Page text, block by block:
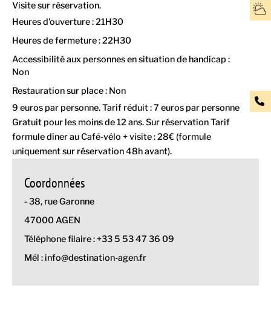
Visite sur réservation.
Heures d'ouverture : 21H30
Heures de fermeture : 22H30
Accessibilité aux personnes en situation de handicap :
Non
Restauration sur place : Non
9 euros par personne. Tarif réduit : 7 euros par personne
Gratuit pour les moins de 12 ans. Sur réservation Tarif
formule dîner au Café-vélo + visite : 28€ (formule
uniquement sur réservation 48h avant).
Coordonnées
- 38, rue Garonne
47000 AGEN
Téléphone filaire : +33 5 53 47 36 09
Mél : info@destination-agen.fr